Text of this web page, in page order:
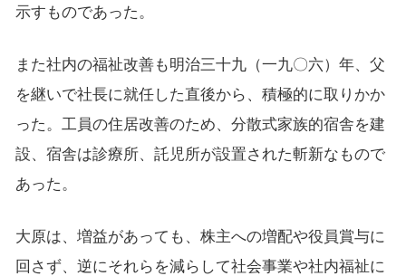
示すものであった。
また社内の福祉改善も明治三十九（一九〇六）年、父
を継いで社長に就任した直後から、積極的に取りかか
った。工員の住居改善のため、分散式家族的宿舎を建
設、宿舎は診療所、託児所が設置された斬新なもので
あった。
大原は、増益があっても、株主への増配や役員賞与に
回さず、逆にそれらを減らして社会事業や社内福祉に